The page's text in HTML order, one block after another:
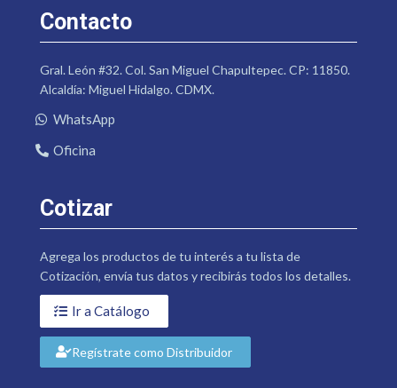
Contacto
Gral. León #32. Col. San Miguel Chapultepec. CP: 11850.
Alcaldía: Miguel Hidalgo. CDMX.
WhatsApp
Oficina
Cotizar
Agrega los productos de tu interés a tu lista de
Cotización, envía tus datos y recibirás todos los detalles.
Ir a Catálogo
Regístrate como Distribuidor